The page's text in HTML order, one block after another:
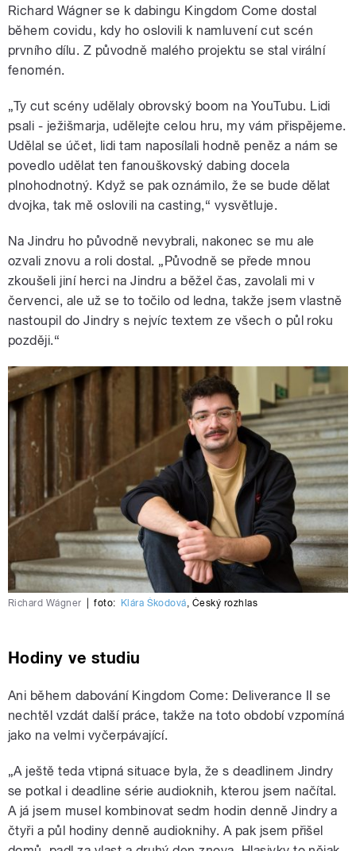
Richard Wágner se k dabingu Kingdom Come dostal
během covidu, kdy ho oslovili k namluvení cut scén
prvního dílu. Z původně malého projektu se stal virální
fenomén.
„Ty cut scény udělaly obrovský boom na YouTubu. Lidi
psali - ježišmarja, udělejte celou hru, my vám přispějeme.
Udělal se účet, lidi tam naposílali hodně peněz a nám se
povedlo udělat ten fanouškovský dabing docela
plnohodnotný. Když se pak oznámilo, že se bude dělat
dvojka, tak mě oslovili na casting,“ vysvětluje.
Na Jindru ho původně nevybrali, nakonec se mu ale
ozvali znovu a roli dostal. „Původně se přede mnou
zkoušeli jiní herci na Jindru a běžel čas, zavolali mi v
červenci, ale už se to točilo od ledna, takže jsem vlastně
nastoupil do Jindry s nejvíc textem ze všech o půl roku
později.“
Richard Wágner foto: Klára Škodová, Český rozhlas
Hodiny ve studiu
Ani během dabování Kingdom Come: Deliverance II se
nechtěl vzdát další práce, takže na toto období vzpomíná
jako na velmi vyčerpávající.
„A ještě teda vtipná situace byla, že s deadlinem Jindry
se potkal i deadline série audioknih, kterou jsem načítal.
A já jsem musel kombinovat sedm hodin denně Jindry a
čtyři a půl hodiny denně audioknihy. A pak jsem přišel